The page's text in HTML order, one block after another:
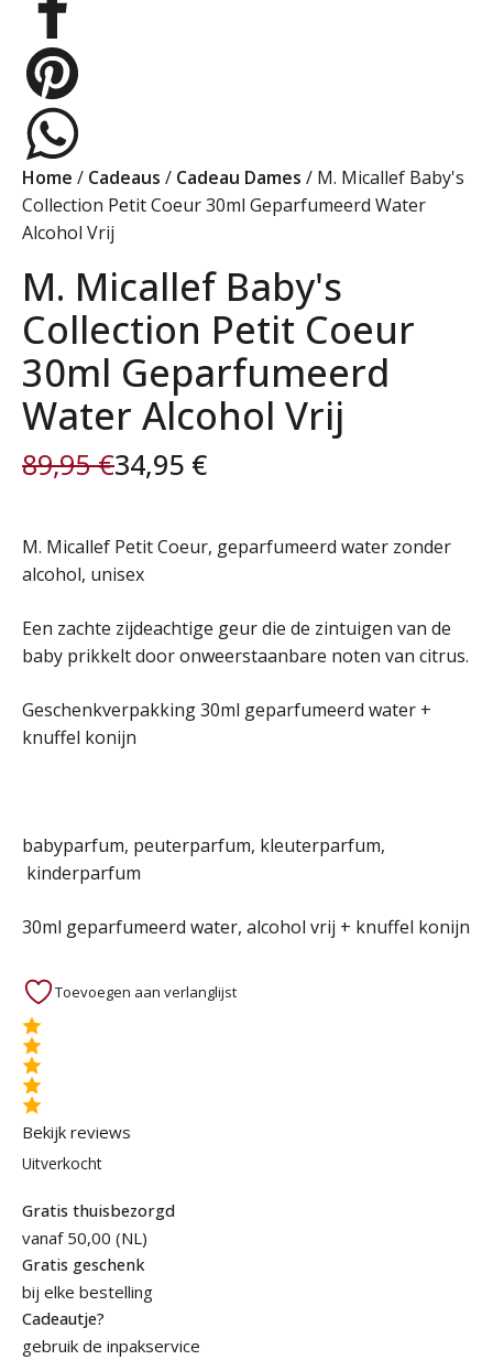
Home / Cadeaus / Cadeau Dames / M. Micallef Baby's
Collection Petit Coeur 30ml Geparfumeerd Water
Alcohol Vrij
M. Micallef Baby's
Collection Petit Coeur
30ml Geparfumeerd
Water Alcohol Vrij
89,95€
Oorspronkelijke
prijs
89,95 €.
34,95 €
Huidige
prijs
34,95 €.
M. Micallef Petit Coeur, geparfumeerd water zonder
alcohol, unisex
Een zachte zijdeachtige geur die de zintuigen van de
baby prikkelt door onweerstaanbare noten van citrus.
Geschenkverpakking 30ml geparfumeerd water +
knuffel konijn
babyparfum, peuterparfum, kleuterparfum,
kinderparfum
30ml geparfumeerd water, alcohol vrij + knuffel konijn
Toevoegen aan verlanglijst
Bekijk reviews
Uitverkocht
Gratis thuisbezorgd
vanaf 50,00 (NL)
Gratis geschenk
bij elke bestelling
Cadeautje?
gebruik de inpakservice